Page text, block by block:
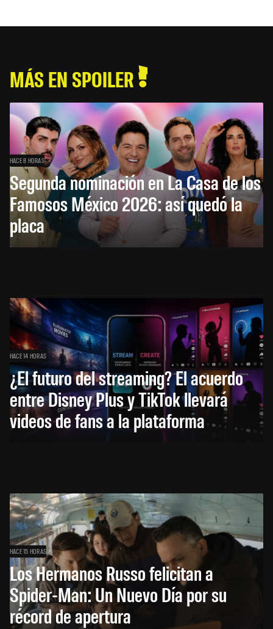
MÁS EN SPOILER
HACE 8 HORAS
Segunda nominación en La Casa de los
Famosos México 2026: así quedó la
placa
HACE 14 HORAS
¿El futuro del streaming? El acuerdo
entre Disney Plus y TikTok llevará
videos de fans a la plataforma
HACE 15 HORAS
Los Hermanos Russo felicitan a
Spider-Man: Un Nuevo Día por su
récord de apertura